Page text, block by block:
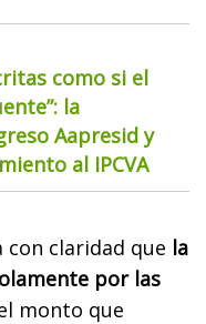
como si el
la
Aapresid y
al IPCVA
con claridad que la
por las
monto que